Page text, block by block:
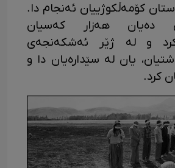
کۆمەڵکوژییان ئەنجام دا.
دەیان هەزار کەسیان
و لە ژێر ئەشکەنجەی
یان لە سێدارەیان دا و
کرد.